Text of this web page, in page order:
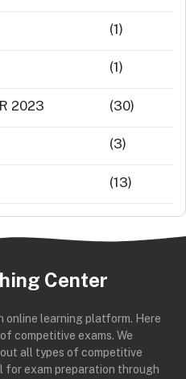
(1)
(1)
2023 (30)
(3)
(13)
Center
online learning platform. Here
competitive exams. We
all types of competitive
for exam preparation through